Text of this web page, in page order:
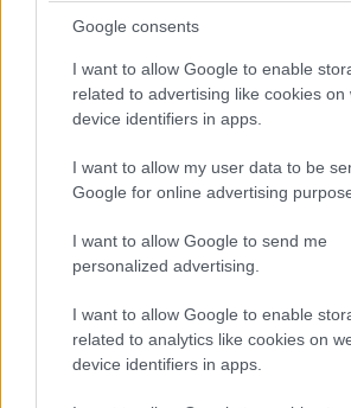
Google consents
I want to allow Google to enable
related to advertising like cookies on
device identifiers in apps.
I want to allow my user data to be
Google for online advertising
I want to allow Google to send me
personalized advertising.
I want to allow Google to enable
related to analytics like cookies on
device identifiers in apps.
akasha 15·05·2013 10:31
κούκλα!
Απαντήστε
TRENDING